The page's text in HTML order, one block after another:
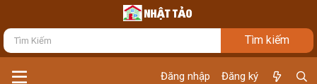
Đăng nhập Đăng ký